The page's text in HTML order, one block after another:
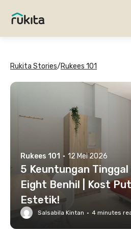
Rukita Stories/Rukees 101
Rukees 101 · 12 Mei 2026
5 Keuntungan
Eight Benhil | Kost
Estetik!
Salsabila Kintan · 4 minutes